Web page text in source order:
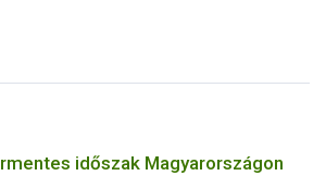
időszak Magyarországon